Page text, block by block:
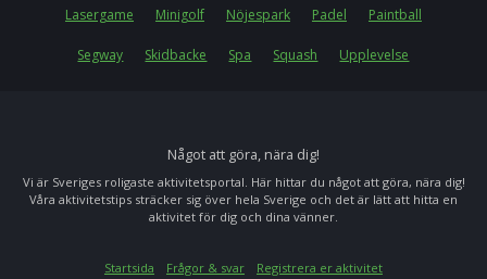
Lasergame Minigolf Nöjespark Padel Paintball
Segway Skidbacke Spa Squash Upplevelse
Något att göra, nära dig!
Vi är Sveriges roligaste aktivitetsportal. Här hittar du något att göra, nära dig!
Våra aktivitetstips sträcker sig över hela Sverige och det är lätt att hitta en
aktivitet för dig och dina vänner.
Startsida Frågor & svar
Registrera er aktivitet